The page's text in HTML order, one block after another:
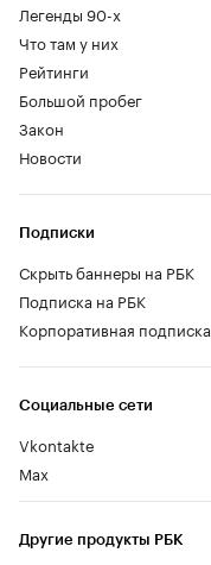
Легенды 90-х
Что там у них
Рейтинги
Большой пробег
Закон
Новости
Социальные сети
Vkontakte
Max
Другие продукты РБК
Подписки
Скрыть баннеры на РБК
Подписка на РБК
Корпоративная подписка